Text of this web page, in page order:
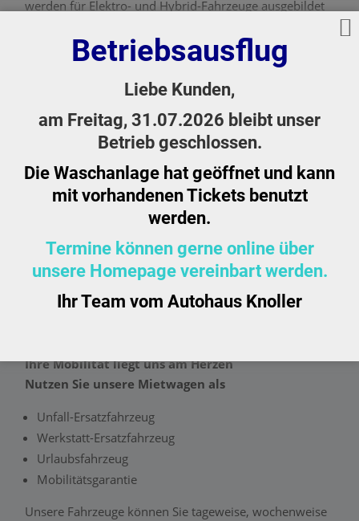
werden für Elektro- und Hybrid-Fahrzeuge ausgebildet
Somit steht von unserer Seite der E-Mobilität nichts
mehr im Wege.
Hinweis: Sollte Ihnen die E-Mobilität nicht zusagen,
Antriebsart.
Seit 2020 bei uns. Möglichkeit zum Laden Ihres
Elektrofahrzeugs mit 11kW AC oder 22kW DC.
Ihre Mobilität liegt uns am Herzen
Nutzen Sie unsere Mietwagen als
Unfall-Ersatzfahrzeug
Werkstatt-Ersatzfahrzeug
Urlaubsfahrzeug
Mobilitätsgarantie
Unsere Fahrzeuge können Sie tageweise, wochenweise
Betriebsausflug
Liebe Kunden,
am Freitag, 31.07.2026 bleibt unser
Betrieb geschlossen.
Die Waschanlage hat geöffnet und kann
mit vorhandenen Tickets benutzt
werden.
Termine können gerne online über
unsere Homepage vereinbart werden.
Ihr Team vom Autohaus Knoller